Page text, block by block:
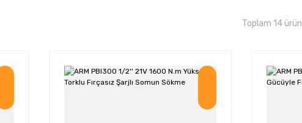
Toplam 14 ürün